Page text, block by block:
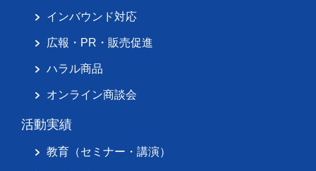
インバウンド対応
広報・PR・販売促進
ハラル商品
オンライン商談会
活動実績
教育（セミナー・講演）